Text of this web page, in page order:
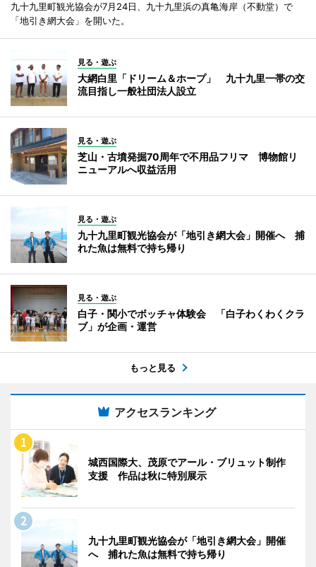
九十九里町観光協会が7月24日、九十九里浜の真亀海岸（不動堂）で
「地引き網大会」を開いた。
見る・遊ぶ
大網白里「ドリーム＆ホープ」 九十九里一帯の交
流目指し一般社団法人設立
見る・遊ぶ
芝山・古墳発掘70周年で不用品フリマ 博物館リ
ニューアルへ収益活用
見る・遊ぶ
九十九里町観光協会が「地引き網大会」開催へ 捕
れた魚は無料で持ち帰り
見る・遊ぶ
白子・関小でボッチャ体験会 「白子わくわくクラ
ブ」が企画・運営
もっと見る
アクセスランキング
城西国際大、茂原でアール・ブリュット制作
支援 作品は秋に特別展示
九十九里町観光協会が「地引き網大会」開催
へ 捕れた魚は無料で持ち帰り